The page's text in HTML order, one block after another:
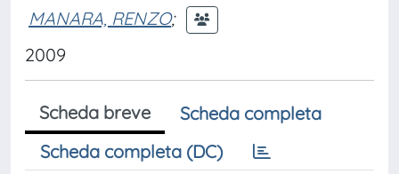
MANARA, RENZO;
2009
Scheda breve
Scheda completa
Scheda completa (DC)